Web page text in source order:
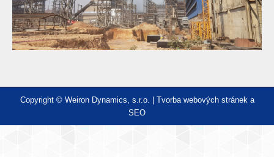
Copyright © Weiron Dynamics, s.r.o. | Tvorba webových stránek a
SEO